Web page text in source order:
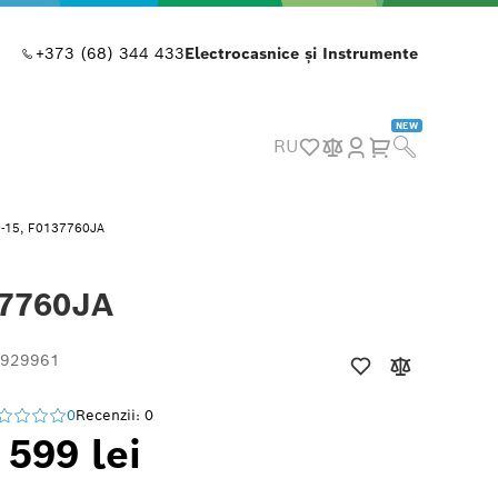
+373 (68) 344 433Electrocasnice și Instrumente
RU
NEW
F0137760JA
0Recenzii: 0
599 lei